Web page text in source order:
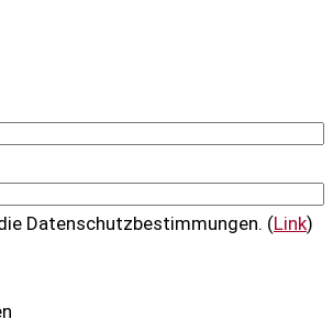
Datenschutzbestimmungen. (Link)